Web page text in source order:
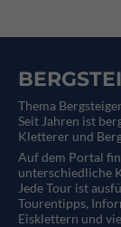
Thema
Seit Jahren ist
Kletterer und
Auf dem Portal
unterschiedliche
Jede Tour ist
Tourentipps,
Eisklettern und